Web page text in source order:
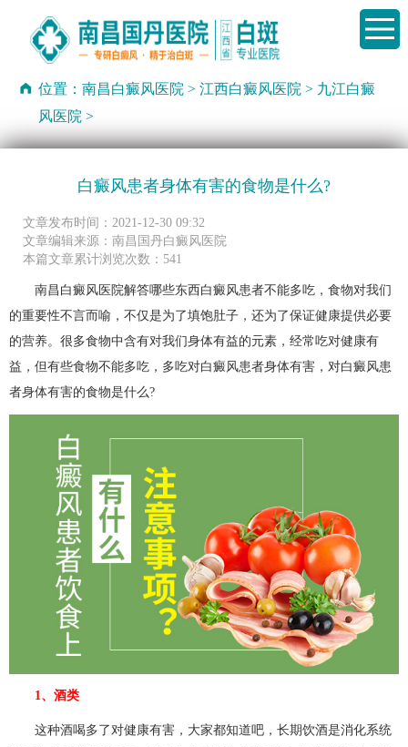
位置：南昌白癜风医院 >江西白癜风医院 > 九江白癜
风医院 >
白癜风患者身体有害的食物是什么?
文章发布时间：2021-12-30 09:32
文章编辑来源：南昌国丹白癜风医院
本篇文章累计浏览次数：541
南昌白癜风医院解答哪些东西白癜风患者不能多吃，食物对我们
的重要性不言而喻，不仅是为了填饱肚子，还为了保证健康提供必要
的营养。很多食物中含有对我们身体有益的元素，经常吃对健康有
益，但有些食物不能多吃，多吃对白癜风患者身体有害，对白癜风患
者身体有害的食物是什么?
1、酒类
这种酒喝多了对健康有害，大家都知道吧，长期饮酒是消化系统